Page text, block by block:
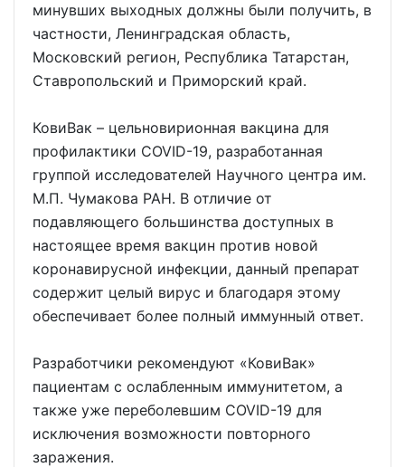
минувших выходных должны были получить, в
частности, Ленинградская область,
Московский регион, Республика Татарстан,
Ставропольский и Приморский край.
КовиВак – цельновирионная вакцина для
профилактики COVID-19, разработанная
группой исследователей Научного центра им.
М.П. Чумакова РАН. В отличие от
подавляющего большинства доступных в
настоящее время вакцин против новой
коронавирусной инфекции, данный препарат
содержит целый вирус и благодаря этому
обеспечивает более полный иммунный ответ.
Разработчики рекомендуют «КовиВак»
пациентам с ослабленным иммунитетом, а
также уже переболевшим COVID-19 для
исключения возможности повторного
заражения.